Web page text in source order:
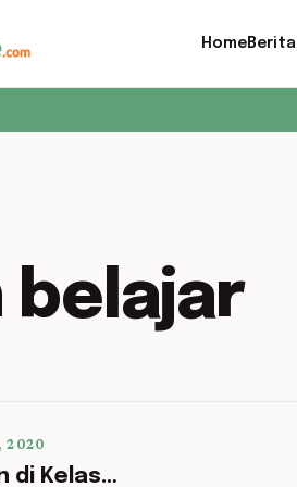
HomeBerita
belajar
2020
di Kelas…